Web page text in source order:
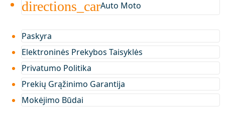
directions_carAuto Moto
Paskyra
Elektroninės Prekybos Taisyklės
Privatumo Politika
Prekių Grąžinimo Garantija
Mokėjimo Būdai